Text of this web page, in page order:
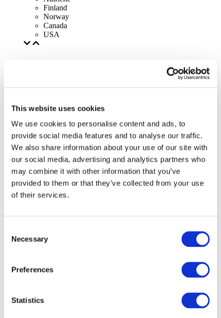
This website uses cookies
We use cookies to personalise content and ads, to
provide social media features and to analyse our traffic.
We also share information about your use of our site with
our social media, advertising and analytics partners who
may combine it with other information that you’ve
provided to them or that they’ve collected from your use
of their services.
Selection
Necessary
Preferences
Statistics
Finland
Norway
Canada
USA
Événements